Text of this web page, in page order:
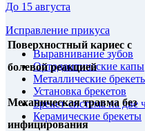
До 15 августа
Исправление прикуса
Выравнивание зубов
Ортодонтические капы
Металлические
Установка брекетов
Брекет-система на две
Керамические брекеты
Поверхностный кариес с
болевой реакцией
Механическая травма без
инфицирования